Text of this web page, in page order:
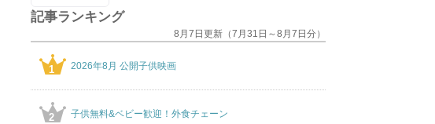
記事ランキング
8月7日更新（7月31日～8月7日分）
1 2026年8月 公開子供映画
2 子供無料&ベビー歓迎！外食チェーン